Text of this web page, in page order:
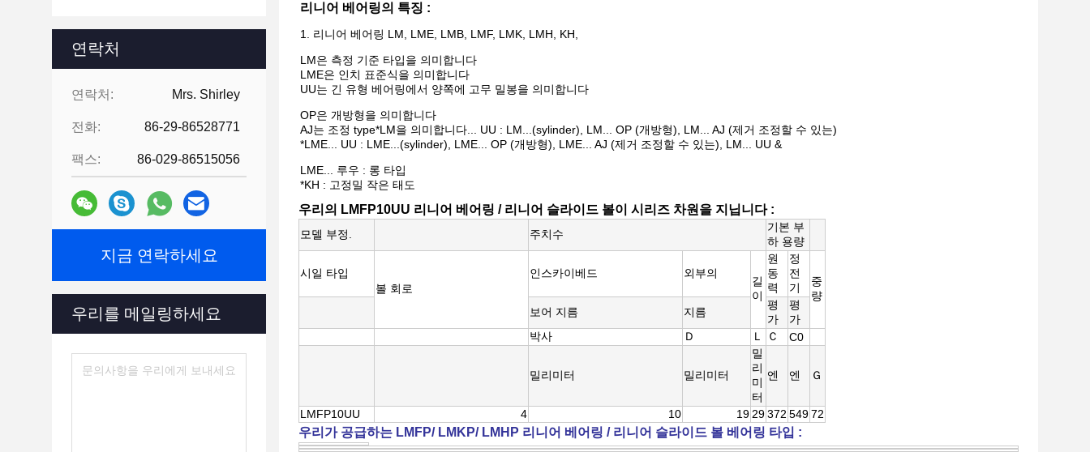
연락처
연락처: Mrs. Shirley
전화: 86-29-86528771
팩스: 86-029-86515056
지금 연락하세요
우리를 메일링하세요
리니어 베어링의 특징 :
1. 리니어 베어링 LM, LME, LMB, LMF, LMK, LMH, KH,
LM은 측정 기준 타입을 의미합니다
LME은 인치 표준식을 의미합니다
UU는 긴 유형 베어링에서 양쪽에 고무 밀봉을 의미합니다
OP은 개방형을 의미합니다
AJ는 조정 type*LM을 의미합니다... UU : LM...(sylinder), LM... OP (개방형), LM... AJ (제거 조정할 수 있는)
*LME... UU : LME...(sylinder), LME... OP (개방형), LME... AJ (제거 조정할 수 있는), LM... UU &
LME... 루우 : 롱 타입
*KH : 고정밀 작은 태도
우리의 LMFP10UU 리니어 베어링 / 리니어 슬라이드 볼이 시리즈 차원을 지닙니다 :
모델 부정. 주치수
기본 부
하 용량
시일 타입
볼 회로
인스카이베드 외부의
길
이
원
동
력
정
전
기
중
량
보어 지름
지름
평
가
평
가
박사
Ｄ Ｌ Ｃ C0
밀리미터 밀리미터
밀
리
미
터
엔 엔 Ｇ
LMFP10UU 4 10 19 29372 54972
우리가 공급하는 LMFP/ LMKP/ LMHP 리니어 베어링 / 리니어 슬라이드 볼 베어링 타입 :